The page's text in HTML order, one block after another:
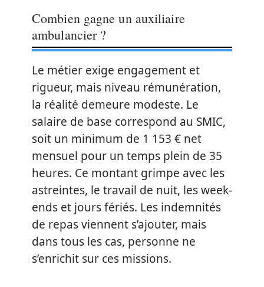
Combien gagne un auxiliaire
ambulancier ?
Le métier exige engagement et
rigueur, mais niveau rémunération,
la réalité demeure modeste. Le
salaire de base correspond au SMIC,
soit un minimum de 1 153 € net
mensuel pour un temps plein de 35
heures. Ce montant grimpe avec les
astreintes, le travail de nuit, les week-
ends et jours fériés. Les indemnités
de repas viennent s’ajouter, mais
dans tous les cas, personne ne
s’enrichit sur ces missions.